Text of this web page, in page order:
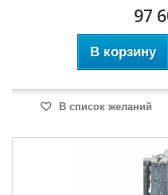
97
В корзину
В список желаний